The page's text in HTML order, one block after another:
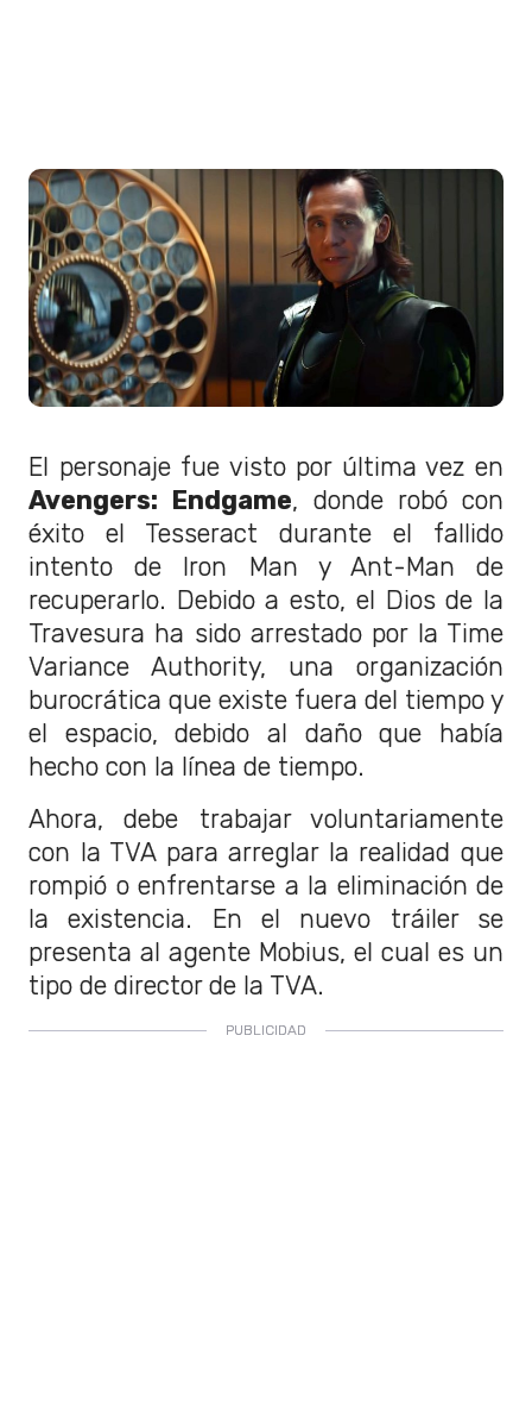
El personaje fue visto por última vez en
Avengers: Endgame, donde robó con
éxito el Tesseract durante el fallido
intento de Iron Man y Ant-Man de
recuperarlo. Debido a esto, el Dios de la
Travesura ha sido arrestado por la Time
Variance Authority, una organización
burocrática que existe fuera del tiempo y
el espacio, debido al daño que había
hecho con la línea de tiempo.
Ahora, debe trabajar voluntariamente
con la TVA para arreglar la realidad que
rompió o enfrentarse a la eliminación de
la existencia. En el nuevo tráiler se
presenta al agente Mobius, el cual es un
tipo de director de la TVA.